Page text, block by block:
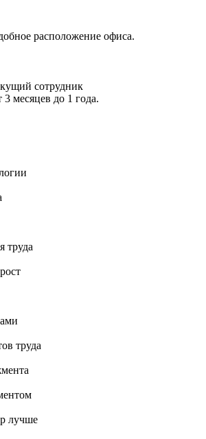
расположение офиса.
сотрудник
месяцев до 1 года.
труда
труда
лучше